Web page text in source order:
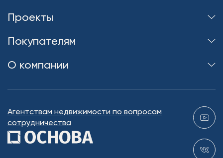
Проекты
Покупателям
О компании
Агентствам недвижимости по вопросам
сотрудничества